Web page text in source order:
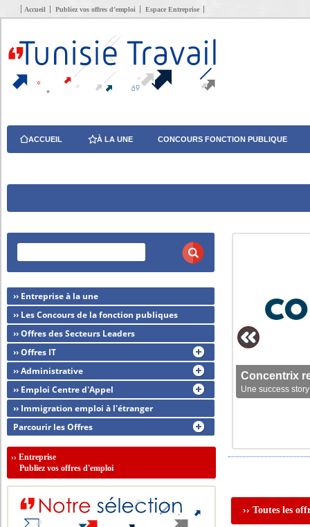
Accueil Publiez vos offres d’emploi Espace Entreprise
ACCUEIL À LA UNE CONCOURS FONCTION PUBLIQUE
Concentrix
Une success
›› Toutes les
›› Entreprise à la une
›› Les Concours de la fonction publiques
›› Offres des Secteurs Leaders
›› Offres IT
›› Administrative
›› Emploi Centre d'Appel
›› Immigration emploi à l'étranger
Parcourir les Offres
››Entreprise
Publiez vos offres d'emploi